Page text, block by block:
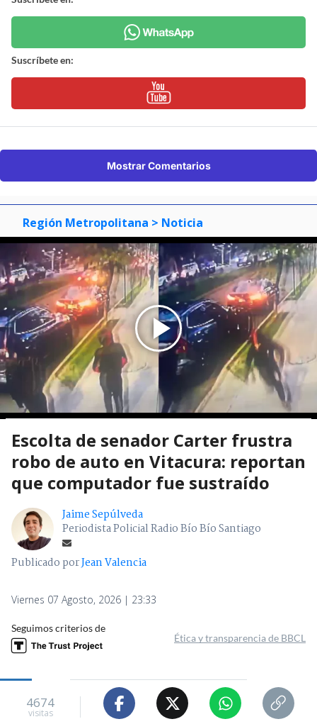
Suscríbete en:
Mostrar Comentarios
Región Metropolitana > Noticia
Escolta de senador Carter frustra
robo de auto en Vitacura: reportan
que computador fue sustraído
Jaime Sepúlveda
Periodista Policial Radio Bío Bío Santiago
Publicado porJean Valencia
Viernes 07 Agosto, 2026 | 23:33
Seguimos criterios de
Ética y transparencia de BBCL
4674
visitas